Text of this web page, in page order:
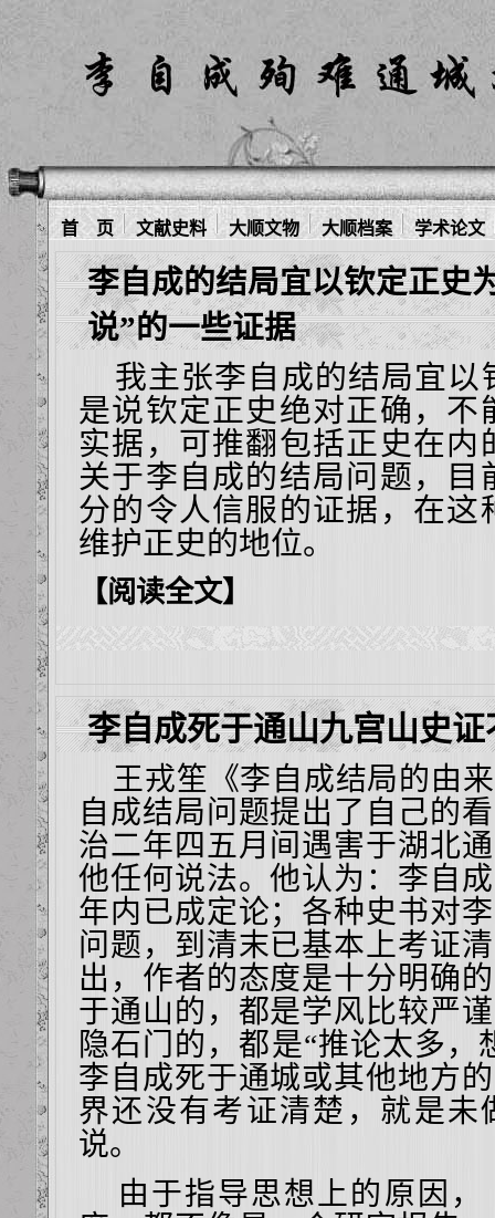
首 页 文献史料 大顺文物 大顺档案 学术论文
李自成的结局宜以钦定正
说”的一些证据
我主张李自成的结局宜以
是说钦定正史绝对正确，不
实据，可推翻包括正史在内
关于李自成的结局问题，目
分的令人信服的证据，在这
维护正史的地位。
【阅读全文】
李自成死于通山九宫山史证
王戎笙《李自成结局的由
自成结局问题提出了自己的
治二年四五月间遇害于湖北
他任何说法。他认为：李自
年内已成定论；各种史书对
问题，到清末已基本上考证
出，作者的态度是十分明确
于通山的，都是学风比较严
隐石门的，都是“推论太多，
李自成死于通城或其他地方
界还没有考证清楚，就是未
说。
由于指导思想上的原因，